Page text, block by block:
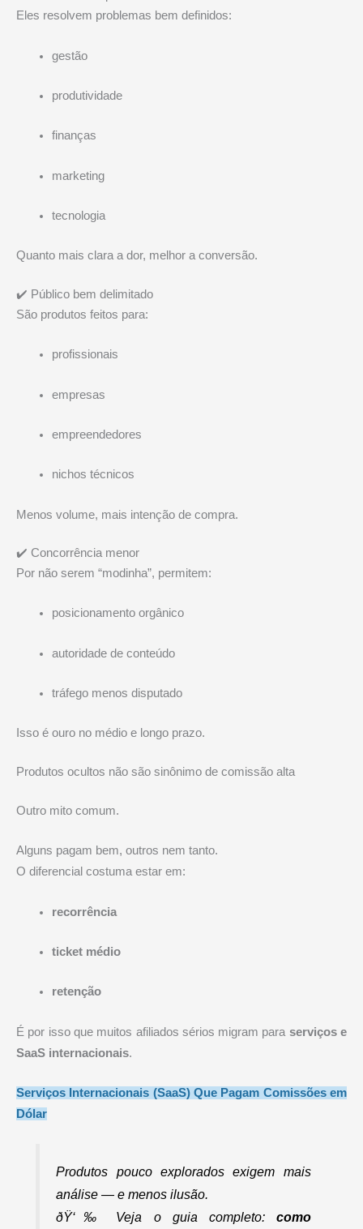
Eles resolvem problemas bem definidos:
gestão
produtividade
finanças
marketing
tecnologia
Quanto mais clara a dor, melhor a conversão.
✔️ Público bem delimitado
São produtos feitos para:
profissionais
empresas
empreendedores
nichos técnicos
Menos volume, mais intenção de compra.
✔️ Concorrência menor
Por não serem “modinha”, permitem:
posicionamento orgânico
autoridade de conteúdo
tráfego menos disputado
Isso é ouro no médio e longo prazo.
Produtos ocultos não são sinônimo de comissão alta
Outro mito comum.
Alguns pagam bem, outros nem tanto.
O diferencial costuma estar em:
recorrência
ticket médio
retenção
É por isso que muitos afiliados sérios migram para serviços e
SaaS internacionais.
Serviços Internacionais (SaaS) Que Pagam Comissões em
Dólar
Produtos pouco explorados exigem mais
análise — e menos ilusão.
ðŸ‘‰ Veja o guia completo: como